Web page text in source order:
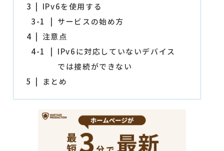
3
IPv6を使用する
3-1
サービスの始め方
4
注意点
4-1
IPv6に対応していないデバイス
では接続ができない
5
まとめ